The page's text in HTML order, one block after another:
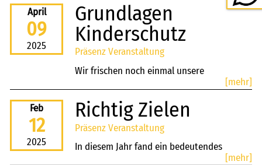
April
09
2025
Grundlagen
Kinderschutz
Präsenz Veranstaltung
Wir frischen noch einmal unsere
[mehr]
Feb
12
2025
Richtig Zielen
Präsenz Veranstaltung
In diesem Jahr fand ein bedeutendes
[mehr]